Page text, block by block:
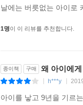
날에는 버릇없는 아이로
1명이 이 리뷰를 추천합니다.
종이책 구매 왜 아이에
h***y
아이를 낳고 9년을 기르